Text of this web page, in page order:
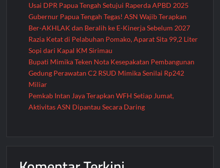
Usai DPR Papua Tengah Setujui Raperda APBD 2025
Gubernur Papua Tengah Tegas! ASN Wajib Terapkan
Ber-AKHLAK dan Beralih ke E-Kinerja Sebelum 2027
Razia Ketat di Pelabuhan Pomako, Aparat Sita 99,2 Liter
Sopi dari Kapal KM Sirimau
Bupati Mimika Teken Nota Kesepakatan Pembangunan
Gedung Perawatan C2 RSUD Mimika Senilai Rp242
Miliar
Pemkab Intan Jaya Terapkan WFH Setiap Jumat,
Aktivitas ASN Dipantau Secara Daring